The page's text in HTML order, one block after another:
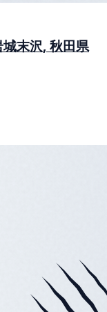
末沢, 秋田県